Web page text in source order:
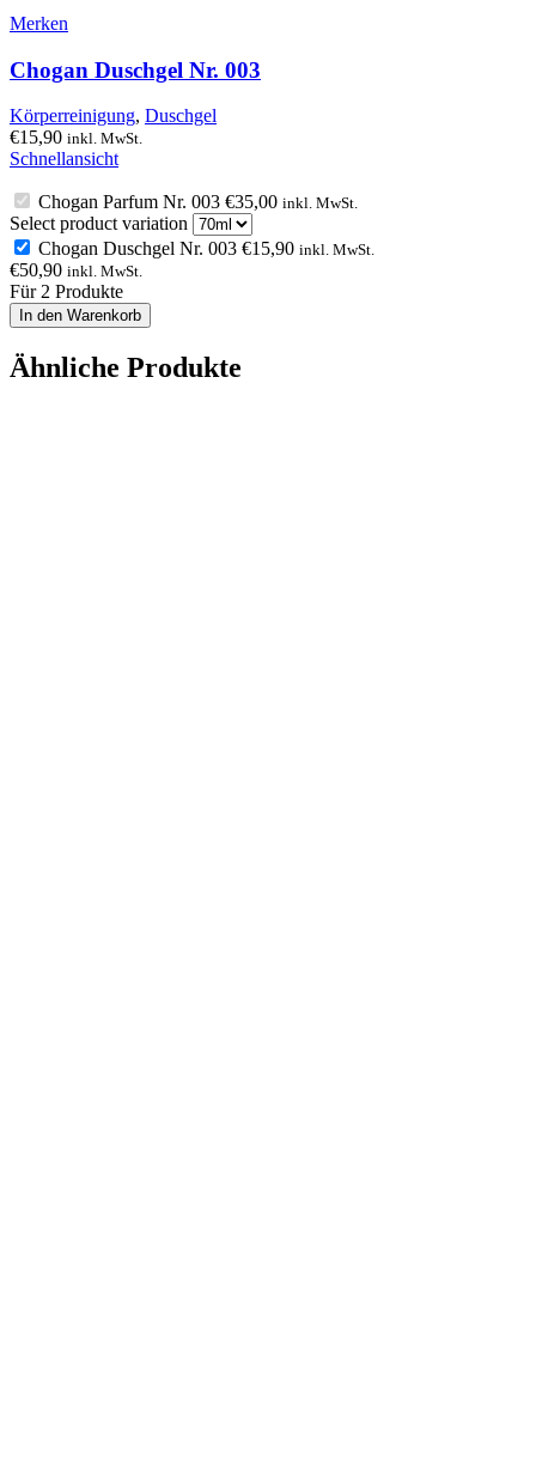
Merken
Chogan Duschgel Nr. 003
Körperreinigung, Duschgel
€15,90 inkl. MwSt.
Schnellansicht
Chogan Parfum Nr. 003 €35,00 inkl. MwSt.
Select product variation
Chogan Duschgel Nr. 003 €15,90 inkl. MwSt.
€50,90 inkl. MwSt.
Für 2 Produkte
In den Warenkorb
Ähnliche Produkte